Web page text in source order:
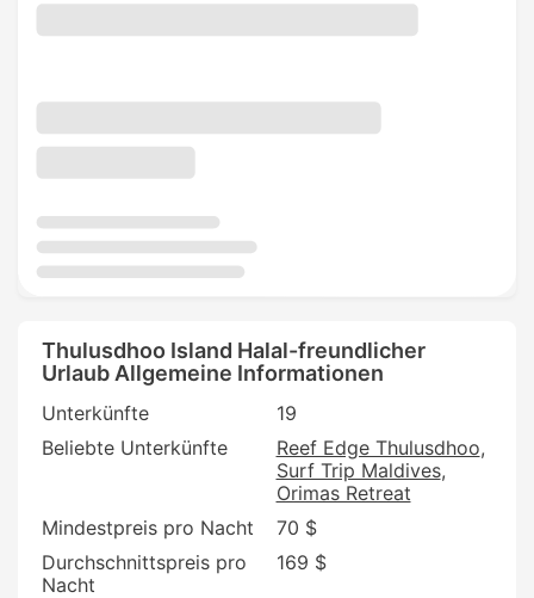
Thulusdhoo Island Halal-freundlicher
Urlaub Allgemeine Informationen
Unterkünfte
19
Beliebte Unterkünfte
Reef Edge Thulusdhoo
Surf Trip Maldives
Orimas Retreat
Mindestpreis pro Nacht
70 $
Durchschnittspreis pro
Nacht
169 $